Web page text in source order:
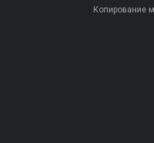
Копирование